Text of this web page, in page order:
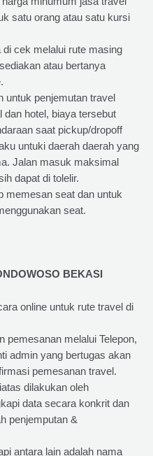
satu orang atau satu kursi
cek melalui rute masing
atau bertanya
untuk penjemutan travel
dan hotel, biaya tersebut
saat pickup/dropoff
untuki daerah daerah yang
Jalan masuk maksimal
dapat di tolelir.
memesan seat dan untuk
seat.
BEKASI
online untuk rute travel di
pemesanan melalui Telepon,
admin yang bertugas akan
pemesanan travel.
dilakukan oleh
data secara konkrit dan
penjemputan &
antara lain adalah nama